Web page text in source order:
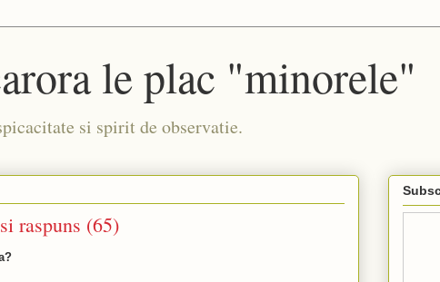
le plac "minorele"
si spirit de observatie.
raspuns (65)